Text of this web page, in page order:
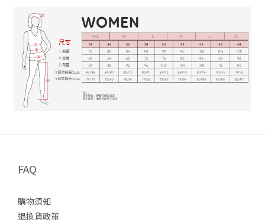
FAQ
購物須知
退換貨政策